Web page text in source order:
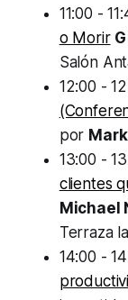
11:00 -
o Morir
Salón
12:00 -
por
13:00 -
clientes
Michael
Terraza
14:00 -